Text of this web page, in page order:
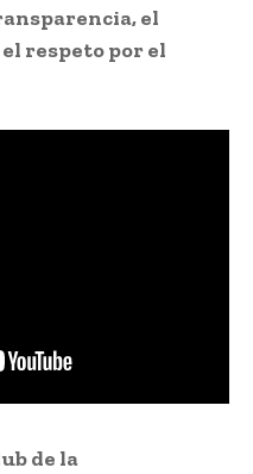
el
respeto por el
de la